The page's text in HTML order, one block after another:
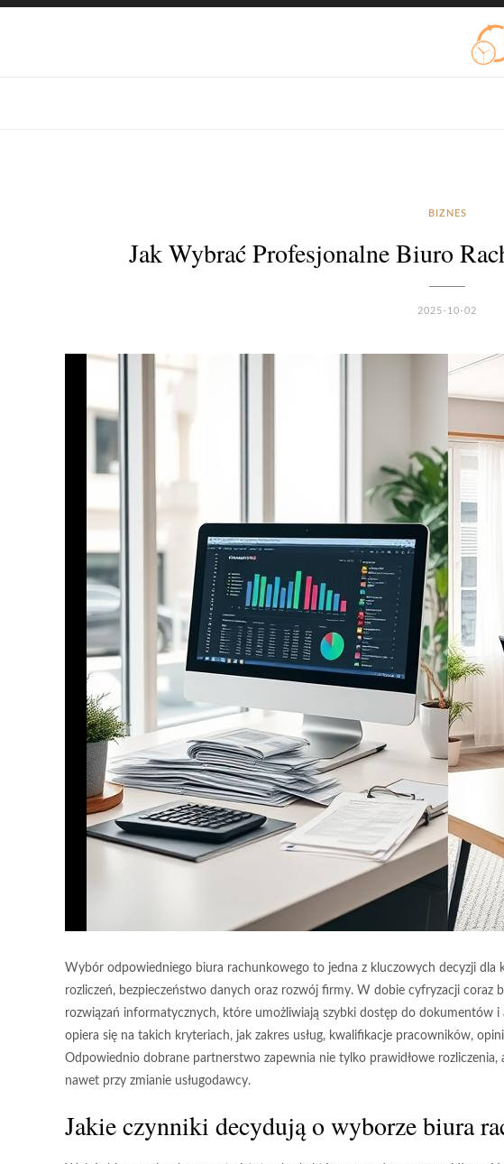
BIZNES
Jak Wybrać Profesjonalne Biuro
2025-10-02
Wybór odpowiedniego biura rachunkowego to jedna z kluczowych decyzji dla
rozliczeń, bezpieczeństwo danych oraz rozwój firmy. W dobie cyfryzacji coraz
rozwiązań informatycznych, które umożliwiają szybki dostęp do dokumentów
opiera się na takich kryteriach, jak zakres usług, kwalifikacje pracowników,
Odpowiednio dobrane partnerstwo zapewnia nie tylko prawidłowe rozliczenia,
nawet przy zmianie usługodawcy.
Jakie czynniki decydują o wyborze biura